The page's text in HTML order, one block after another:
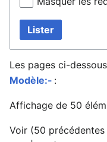
Lister
Les pages ci-
Modèle:- :
Affichage de 50
Voir (50 précédentes